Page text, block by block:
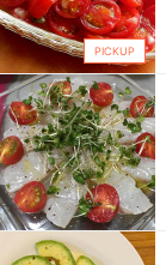
PICKUP